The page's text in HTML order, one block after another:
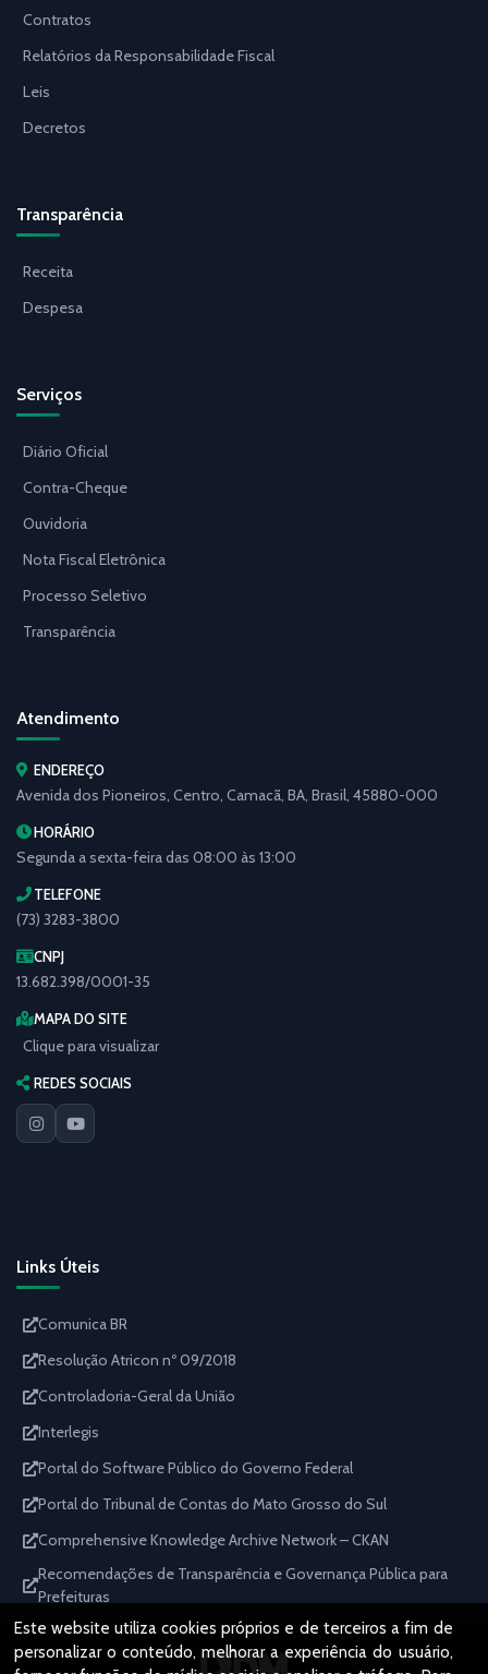
Contratos
Relatórios da Responsabilidade Fiscal
Leis
Decretos
Transparência
Receita
Despesa
Serviços
Diário Oficial
Contra-Cheque
Ouvidoria
Nota Fiscal Eletrônica
Processo Seletivo
Transparência
Atendimento
ENDEREÇO
Avenida dos Pioneiros, Centro, Camacã, BA, Brasil, 45880-000
HORÁRIO
Segunda a sexta-feira das 08:00 às 13:00
TELEFONE
(73) 3283-3800
CNPJ
13.682.398/0001-35
MAPA DO SITE
Clique para visualizar
REDES SOCIAIS
Links Úteis
Comunica BR
Resolução Atricon nº 09/2018
Controladoria-Geral da União
Interlegis
Portal do Software Público do Governo Federal
Portal do Tribunal de Contas do Mato Grosso do Sul
Comprehensive Knowledge Archive Network – CKAN
Recomendações de Transparência e Governança Pública para
Prefeituras
Este website utiliza cookies próprios e de terceiros a fim de
personalizar o conteúdo, melhorar a experiência do usuário,